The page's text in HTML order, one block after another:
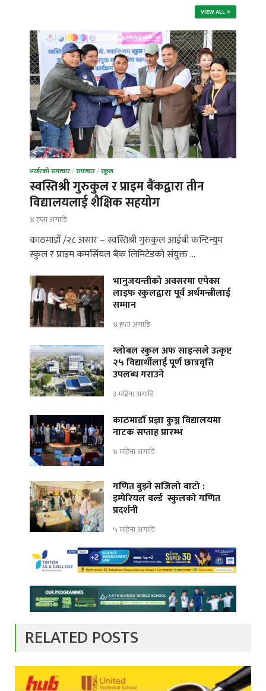
VIEW ALL
भर्खरको समाचार/समाचार/स्कुल
स्वस्तिश्री गुरुकुल र प्राइम बैंकद्वारा तीन
विद्यालयलाई शैक्षिक सहयोग
४ हप्ता अगाडि
काठमाडौँ /२८ असार – स्वस्तिश्री गुरुकुल आईबी कन्टिन्युम
स्कुल र प्राइम कमर्सियल बैंक लिमिटेडको संयुक्त …
भानुजयन्तीको अवसरमा एपेक्स
लाइफ स्कुलद्वारा पूर्व अर्थमन्त्रीलाई
सम्मान
४ हप्ता अगाडि
ग्लोबल स्कुल अफ साइन्सले उत्कृष्ट
२५ विद्यार्थीलाई पूर्ण छात्रवृत्ति
उपलब्ध गराउने
३ महिना अगाडि
काठमाडौँ प्रज्ञा कुञ्ज विद्यालयमा
नाटक सप्ताह प्रारम्भ
४ महिना अगाडि
गणित बुझ्ने सजिलो बाटो :
इम्पेरियल वर्ल्ड स्कुलको गणित
प्रदर्शनी
५ महिना अगाडि
RELATED POSTS